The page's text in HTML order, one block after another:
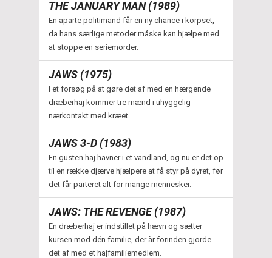
THE JANUARY MAN (1989)
En aparte politimand får en ny chance i korpset,
da hans særlige metoder måske kan hjælpe med
at stoppe en seriemorder.
JAWS (1975)
I et forsøg på at gøre det af med en hærgende
dræberhaj kommer tre mænd i uhyggelig
nærkontakt med kræet.
JAWS 3-D (1983)
En gusten haj havner i et vandland, og nu er det op
til en række djærve hjælpere at få styr på dyret, før
det får parteret alt for mange mennesker.
JAWS: THE REVENGE (1987)
En dræberhaj er indstillet på hævn og sætter
kursen mod dén familie, der år forinden gjorde
det af med et hajfamiliemedlem.